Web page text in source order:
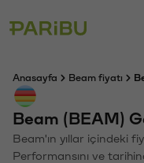
Anasayfa Beam fiyatı
Beam (BEAM)
Beam'ın yıllar içindeki
Performansını ve